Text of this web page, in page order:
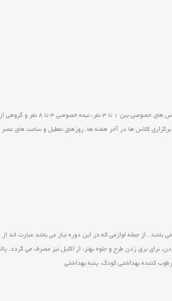
کلاس ها در آخر هفته ها، روزهای تعطیل و ساعت های عصر
. از جمله لوازمی که در این دوره نیاز می باشد عبارت اند
برای برق زدن طرح و جلوه بهتر، از اکلیل نیز مصرف می
كننده بهداشتي كودك، پنبه بهداشتي